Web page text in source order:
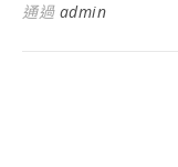
通過 admin